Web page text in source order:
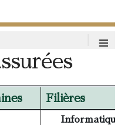
≡
Filières
Informatique